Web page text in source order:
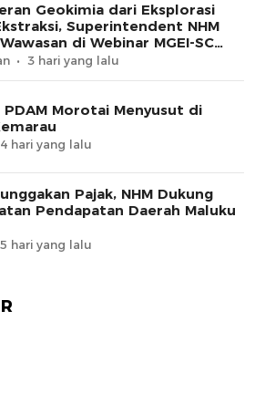
Geokimia dari Eksplorasi
Superintendent NHM
di Webinar MGEI-SC
3 hari yang lalu
PDAM Morotai Menyusut di
4 hari yang lalu
Pajak, NHM Dukung
Pendapatan Daerah Maluku
5 hari yang lalu